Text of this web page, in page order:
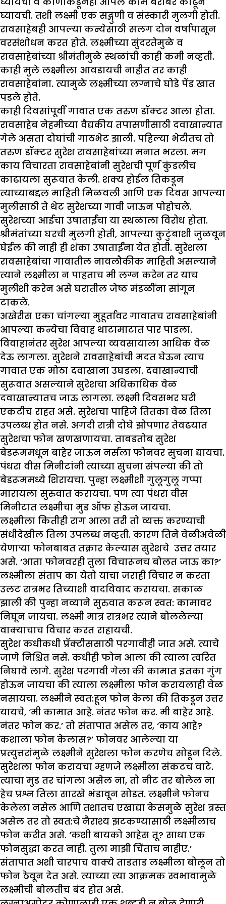
घ्यायची. तशी लक्ष्मी एक सद्गुणी व संस्कारी मुलगी होती.
रावसाहेबही आपल्या कन्येसाठी सलग दोन वर्षापासून
वरसंशोधन करत होते. लक्ष्मीच्या सुंदरतेमुळे व
रावसाहेबांच्या श्रीमंतीमुळे स्थळांची काही कमी नव्हती.
काही मुले लक्ष्मीला आवडायची नाहीत तर काही
रावसाहेबांना. त्यामुळे लक्ष्मीच्या लग्नाचे घोडे पेंड खात
पडले होते.
काही दिवसांपूर्वी गावात एक तरुण डॉक्टर आला होता.
रावसाहेब नेहमीच्या वैद्यकीय तपासणीसाठी दवाखान्यात
गेले असता दोघांची गाठभेट झाली. पहिल्या भेटीतच तो
तरुण डॉक्टर सुरेश रावसाहेबांच्या मनात भरला. मग
काय विचारता रावसाहेबांनी सुरेशची पूर्ण कुंडलीच
काढायला सुरूवात केली. शक्य होईल तिकडून
त्याच्याबद्दल माहिती मिळवली आणि एक दिवस आपल्या
मुलीसाठी ते थेट सुरेशच्या गावी जाऊन पोहोचले.
सुरेशच्या आईचा उषाताईंचा या स्थळाला विरोध होता.
श्रीमंतांच्या घरची मुलगी होती, आपल्या कुटुंबाशी जुळवून
घेईल की नाही ही शंका उषाताईंना येत होती. सुरेशला
रावसाहेबांचा गावातील नावलौकीक माहिती असल्याने
त्याने लक्ष्मीला न पाहताच मी लग्न करेन तर याच
मुलीशी करेन असे घरातील जेष्ठ मंडळींना सांगून
टाकले.
अखेरीस एका चांगल्या मुहूर्तावर गावातच रावसाहेबांनी
आपल्या कन्येचा विवाह थाटामाटात पार पाडला.
विवाहानंतर सुरेश आपल्या व्यवसायाला आधिक वेळ
देऊ लागला. सुरेशने रावसाहेबांची मदत घेऊन त्याच
गावात एक मोठा दवाखाना उघडला. दवाखान्याची
सुरूवात असल्याने सुरेशचा अधिकाधिक वेळ
दवाखान्यातच जाऊ लागला. लक्ष्मी दिवसभर घरी
एकटीच राहत असे. सुरेशचा पाहिजे तितका वेळ तिला
उपलब्ध होत नसे. अगदी रात्री दोघे झोपणार तेवढयात
सुरेशचा फोन खणखणायचा. ताबडतोब सुरेश
बेडरूममधून बाहेर जाऊन नर्सला फोनवर सुचना द्यायचा.
पंधरा वीस मिनीटांनी त्याच्या सुचना संपल्या की तो
बेडरूममध्ये शिरायचा. पुन्हा लक्ष्मीशी गुलूगुलू गप्पा
मारायला सुरुवात करायचा. पण त्या पंधरा वीस
मिनीटात लक्ष्मीचा मुड ऑफ होऊन जायचा.
लक्ष्मीला कितीही राग आला तरी तो व्यक्त करण्याची
संधीदेखील तिला उपलब्ध नव्हती. कारण तिने वेळीअवेळी
येणाऱ्या फोनबाबत तक्रार केल्यास सुरेशचे उत्तर तयार
असे. ‘आता फोनवरही तुला विचारूनच बोलत जाऊ का?’
लक्ष्मीला संताप का येतो याचा जराही विचार न करता
उलट रात्रभर तिच्याशी वादविवाद करायचा. सकाळ
झाली की पुन्हा नव्याने सुरुवात करून स्वत: कामावर
निघून जायचा. लक्ष्मी मात्र रात्रभर त्याने बोललेल्या
वाक्याचाच विचार करत राहायची.
सुरेश कधीकधी प्रॅक्टीससाठी परगावीही जात असे. त्याचे
जाणे निश्चित नसे. कधीही फोन आला की त्याला त्वरित
निघावे लागे. सुरेश परगावी गेला की कामात इतका गुंग
होऊन जायचा की त्याला लक्ष्मीला फोन करायलाही वेळ
नसायचा. लक्ष्मीने स्वत:हून फोन केला की तिकडून उत्तर
यायचे, ‘मी कामात आहे. नंतर फोन कर. मी बाहेर आहे.
नंतर फोन कर.’ तो संतापात असेल तर, ‘काय आहे?
कशाला फोन केलास?’ फोनवर आलेल्या या
प्रत्युत्तरांमुळे लक्ष्मीने सुरेशला फोन करणेच सोडून दिले.
सुरेशला फोन करायचा म्हणजे लक्ष्मीला संकटच वाटे.
त्याचा मुड तर चांगला असेल ना, तो नीट तर बोलेल ना
हेच प्रश्न तिला सारखे भंडावून सोडत. लक्ष्मीने फोनच
केलेला नसेल आणि तशातच एखाद्या केसमुळे सुरेश त्रस्त
असेल तर तो स्वत:चे नैराश्य झटकण्यासाठी लक्ष्मीलाच
फोन करीत असे. ‘कशी बायको आहेस तू? साधा एक
फोनसुद्धा करत नाही. तुला माझी चिंताच नाहीए.’
संतापात अशी चारपाच वाक्ये ताडताड लक्ष्मीला बोलून तो
फोन ठेवून देत असे. त्याच्या त्या आक्रमक स्वभावामुळे
लक्ष्मीची बोलतीच बंद होत असे.